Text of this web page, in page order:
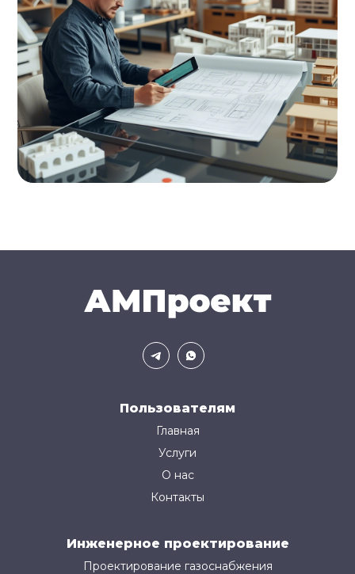
Пользователям
Главная
Услуги
О нас
Контакты
Инженерное проектирование
Проектирование газоснабжения